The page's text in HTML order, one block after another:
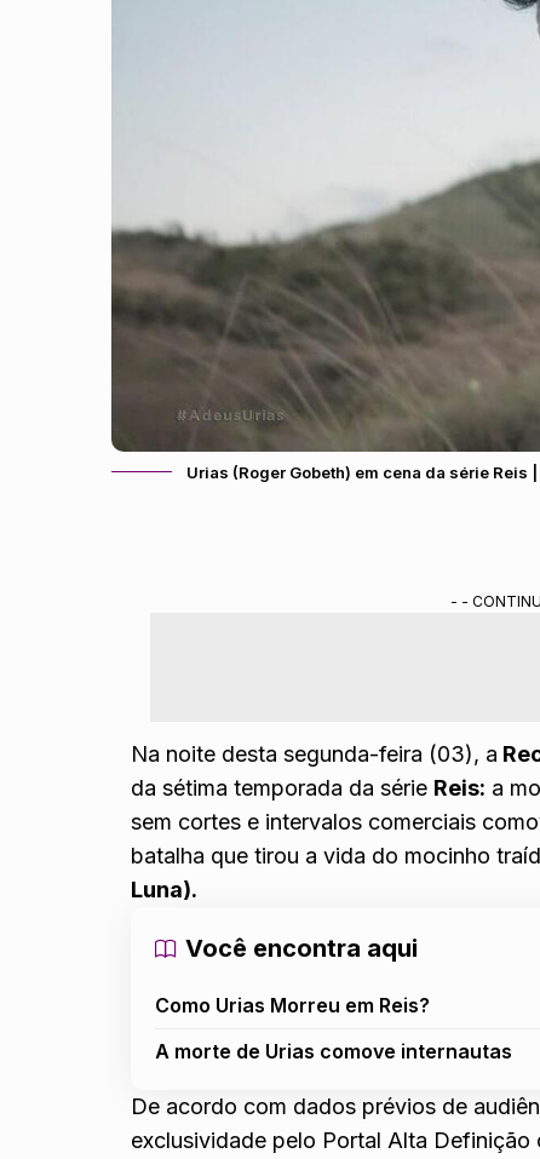
Urias (Roger Gobeth) em cena da série Reis
- -
Na noite desta segunda-feira (03), a
da sétima temporada da série Reis: a
sem cortes e intervalos comerciais
batalha que tirou a vida do mocinho
Luna).
Você encontra aqui
Como Urias Morreu em Reis?
A morte de Urias comove internautas
De acordo com dados prévios de
exclusividade pelo Portal Alta